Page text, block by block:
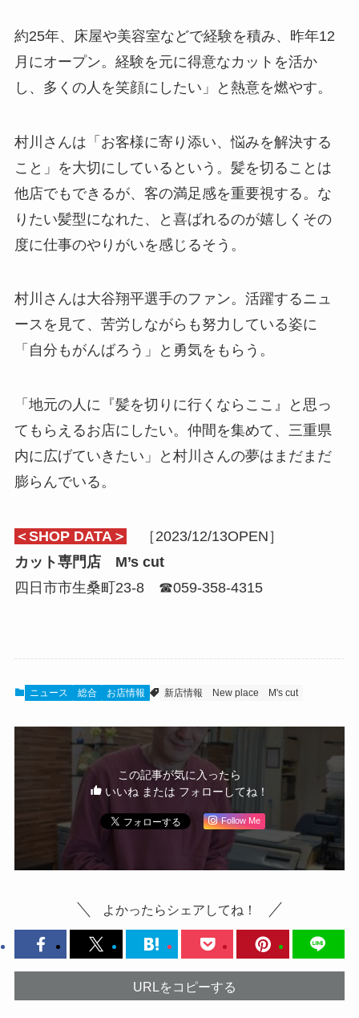
約25年、床屋や美容室などで経験を積み、昨年12
月にオープン。経験を元に得意なカットを活か
し、多くの人を笑顔にしたい」と熱意を燃やす。
村川さんは「お客様に寄り添い、悩みを解決する
こと」を大切にしているという。髪を切ることは
他店でもできるが、客の満足感を重要視する。な
りたい髪型になれた、と喜ばれるのが嬉しくその
度に仕事のやりがいを感じるそう。
村川さんは大谷翔平選手のファン。活躍するニュ
ースを見て、苦労しながらも努力している姿に
「自分もがんばろう」と勇気をもらう。
「地元の人に『髪を切りに行くならここ』と思っ
てもらえるお店にしたい。仲間を集めて、三重県
内に広げていきたい」と村川さんの夢はまだまだ
膨らんでいる。
＜SHOP DATA＞
［2023/12/13OPEN］
カット専門店 M’s cut
四日市市生桑町23-8 ☎059-358-4315
ニュース 総合 お店情報 新店情報 New place M's cut
この記事が気に入ったら
いいね または フォローしてね！
Follow Me
よかったらシェアしてね！
URLをコピーする